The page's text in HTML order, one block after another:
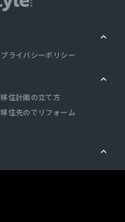
プライバシーポリシー
移住計画の立て方
移住先のでリフォーム